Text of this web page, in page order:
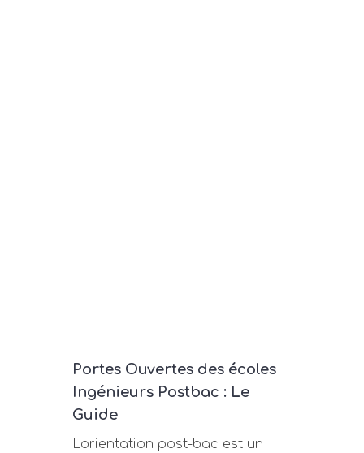
Portes Ouvertes des écoles
Ingénieurs Postbac : Le
Guide
L'orientation post-bac est un